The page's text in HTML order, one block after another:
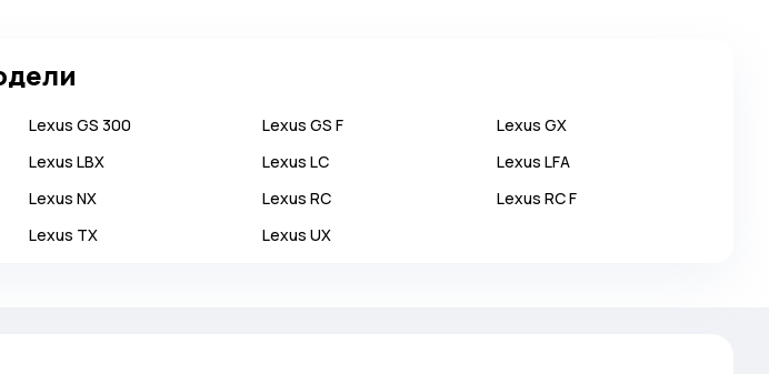
Lexus GS 300 Lexus GS F Lexus GX
Lexus LBX Lexus LC Lexus LFA
Lexus NX Lexus RC Lexus RC F
Lexus TX Lexus UX